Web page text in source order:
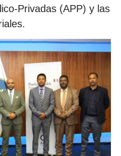
Privadas (APP) y las